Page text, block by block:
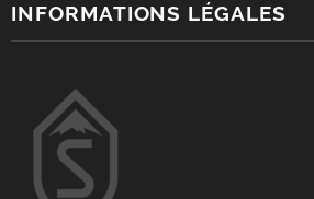
INFORMATIONS LÉGALES